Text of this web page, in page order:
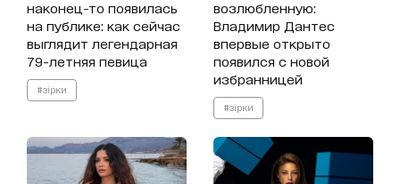
наконец-то появилась
на публике: как сейчас
выглядит легендарная
79-летняя певица
#зірки
возлюбленную:
Владимир Дантес
впервые открыто
появился с новой
избранницей
#зірки